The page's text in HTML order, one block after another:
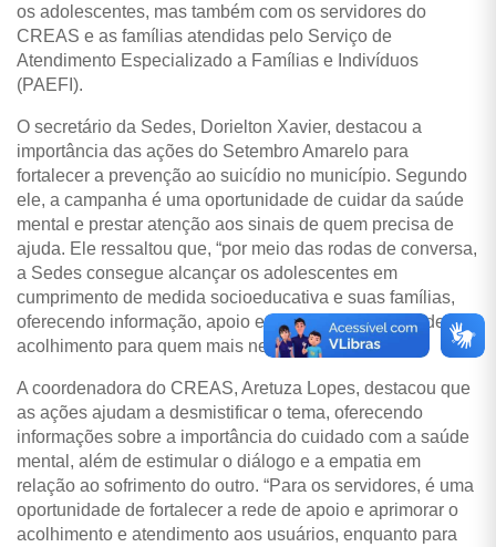
os adolescentes, mas também com os servidores do
CREAS e as famílias atendidas pelo Serviço de
Atendimento Especializado a Famílias e Indivíduos
(PAEFI).
O secretário da Sedes, Dorielton Xavier, destacou a
importância das ações do Setembro Amarelo para
fortalecer a prevenção ao suicídio no município. Segundo
ele, a campanha é uma oportunidade de cuidar da saúde
mental e prestar atenção aos sinais de quem precisa de
ajuda. Ele ressaltou que, “por meio das rodas de conversa,
a Sedes consegue alcançar os adolescentes em
cumprimento de medida socioeducativa e suas famílias,
oferecendo informação, apoio e fortalecendo a rede de
acolhimento para quem mais necessita”, relata.
A coordenadora do CREAS, Aretuza Lopes, destacou que
as ações ajudam a desmistificar o tema, oferecendo
informações sobre a importância do cuidado com a saúde
mental, além de estimular o diálogo e a empatia em
relação ao sofrimento do outro. “Para os servidores, é uma
oportunidade de fortalecer a rede de apoio e aprimorar o
acolhimento e atendimento aos usuários, enquanto para